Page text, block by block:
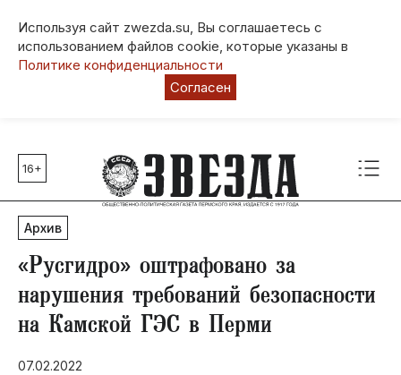
Используя сайт zwezda.su, Вы соглашаетесь с
использованием файлов cookie, которые указаны в
Политике конфиденциальности
Согласен
Главные темы
80 лет Победы
Молодежная столица РФ
СВО
Выборы в Пермском крае
Социальная поддержка
Инфраструктура
Благоустройство
16+
Архив
«Русгидро» оштрафовано за
нарушения требований безопасности
на Камской ГЭС в Перми
07.02.2022